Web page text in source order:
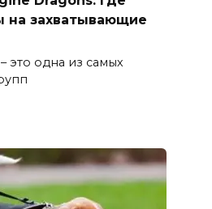
на захватывающие
это одна из самых